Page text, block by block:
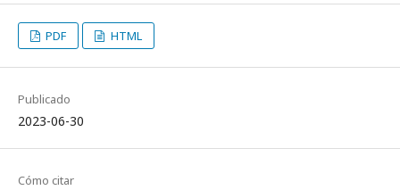
PDF HTML
Publicado
2023-06-30
Cómo citar